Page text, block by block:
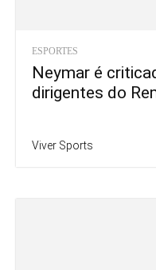
ESPORTES
Neymar é
dirigentes do
Viver Sports